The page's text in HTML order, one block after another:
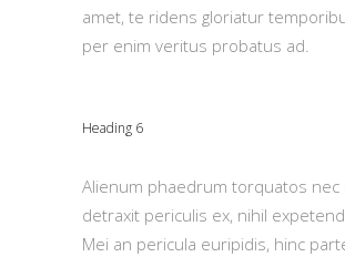
amet, te ridens gloriatur
per enim veritus probatus ad.
Heading 6
Alienum phaedrum torquatos nec
detraxit periculis ex, nihil
Mei an pericula euripidis, hinc